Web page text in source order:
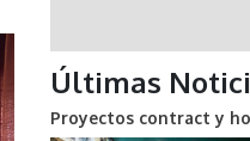
Últimas
Proyectos contract y